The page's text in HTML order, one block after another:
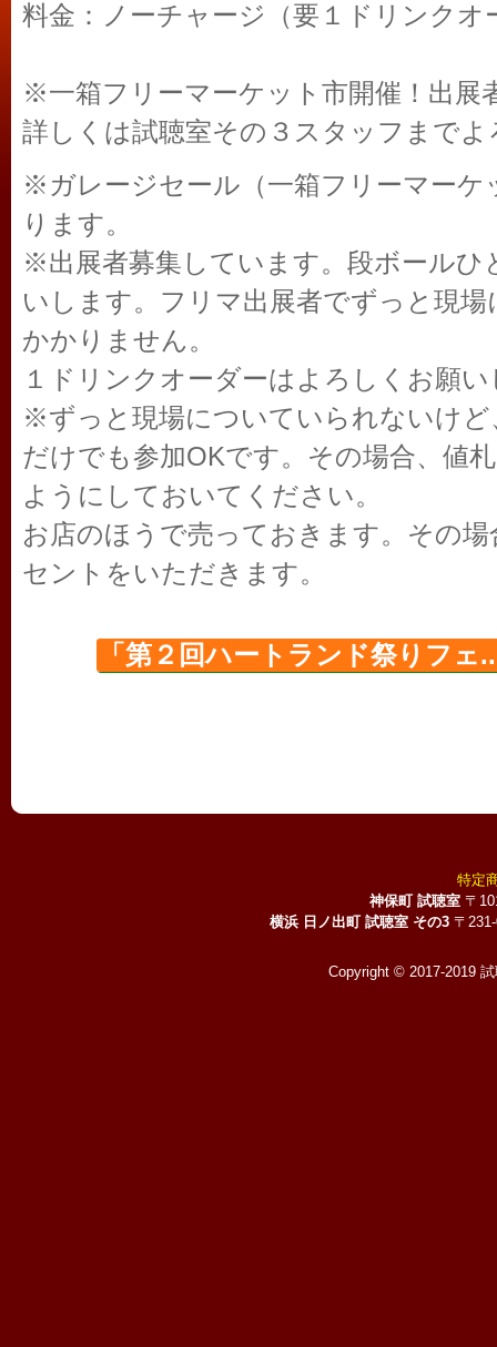
料金：ノーチャージ（要１ドリンクオ
※一箱フリーマーケット市開催！出展
詳しくは試聴室その３スタッフまでよ
※ガレージセール（一箱フリーマーケ
ります。
※出展者募集しています。段ボールひ
いします。フリマ出展者でずっと現
かかりません。
１ドリンクオーダーはよろしくお願
※ずっと現場についていられないけ
だけでも参加OKです。その場合、値
ようにしておいてください。
お店のほうで売っておきます。その
セントをいただきます。
「第２回ハートランド祭りフェ
特定
神保町 試聴室 〒
横浜 日ノ出町 試聴室 その3 〒
Copyright © 2017-2019